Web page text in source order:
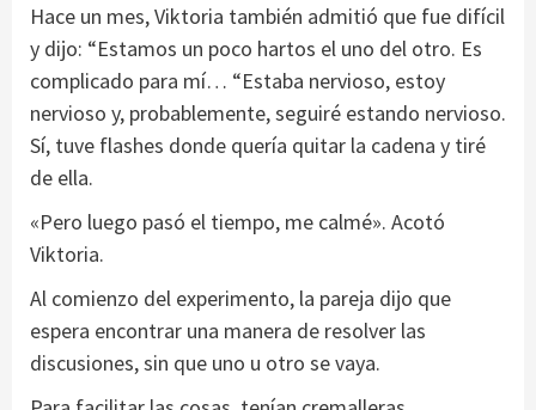
Hace un mes, Viktoria también admitió que fue difícil
y dijo: “Estamos un poco hartos el uno del otro. Es
complicado para mí… “Estaba nervioso, estoy
nervioso y, probablemente, seguiré estando nervioso.
Sí, tuve flashes donde quería quitar la cadena y tiré
de ella.
«Pero luego pasó el tiempo, me calmé». Acotó
Viktoria.
Al comienzo del experimento, la pareja dijo que
espera encontrar una manera de resolver las
discusiones, sin que uno u otro se vaya.